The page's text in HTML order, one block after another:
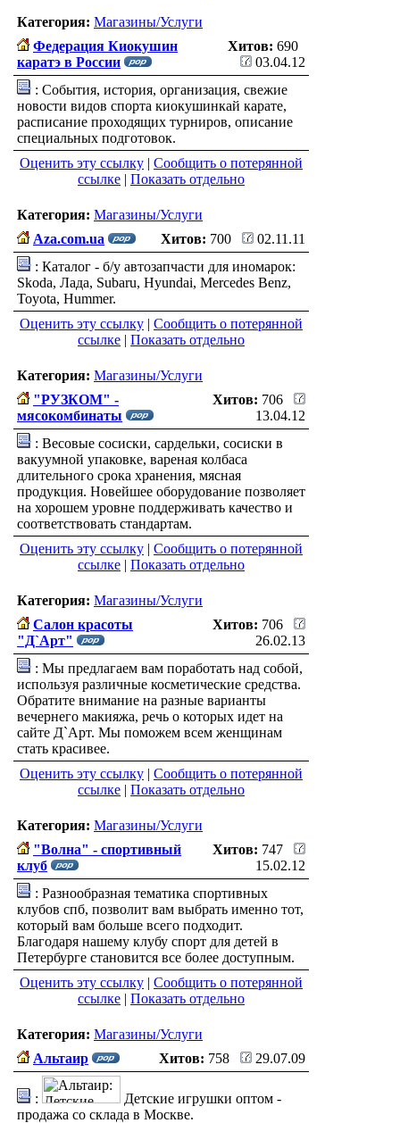
Категория: Магазины/Услуги
Федерация Киокушин
каратэ в России
Хитов: 690
03.04.12
: События, история, организация, свежие
новости видов спорта киокушинкай карате,
расписание проходящих турниров, описание
специальных подготовок.
Оценить эту ссылку | Сообщить о потерянной
ссылке | Показать отдельно
Категория: Магазины/Услуги
Aza.com.ua
Хитов: 700
02.11.11
: Каталог - б/у автозапчасти для иномарок:
Skoda, Лада, Subaru, Hyundai, Mercedes Benz,
Toyota, Hummer.
Оценить эту ссылку | Сообщить о потерянной
ссылке | Показать отдельно
Категория: Магазины/Услуги
"РУЗКОМ" -
мясокомбинаты
Хитов: 706
13.04.12
: Весовые сосиски, сардельки, сосиски в
вакуумной упаковке, вареная колбаса
длительного срока хранения, мясная
продукция. Новейшее оборудование позволяет
на хорошем уровне поддерживать качество и
соответствовать стандартам.
Оценить эту ссылку | Сообщить о потерянной
ссылке | Показать отдельно
Категория: Магазины/Услуги
Салон красоты
"Д`Арт"
Хитов: 706
26.02.13
: Мы предлагаем вам поработать над собой,
используя различные косметические средства.
Обратите внимание на разные варианты
вечернего макияжа, речь о которых идет на
сайте Д`Арт. Мы поможем всем женщинам
стать красивее.
Оценить эту ссылку | Сообщить о потерянной
ссылке | Показать отдельно
Категория: Магазины/Услуги
"Волна" - спортивный
клуб
Хитов: 747
15.02.12
: Разнообразная тематика спортивных
клубов спб, позволит вам выбрать именно тот,
который вам больше всего подходит.
Благодаря нашему клубу спорт для детей в
Петербурге становится все более доступным.
Оценить эту ссылку | Сообщить о потерянной
ссылке | Показать отдельно
Категория: Магазины/Услуги
Альтаир
Хитов: 758 29.07.09
:
Детские игрушки оптом -
продажа со склада в Москве.